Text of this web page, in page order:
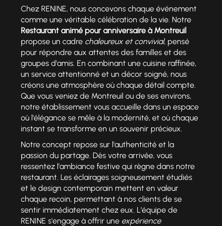
Chez RENINE, nous concevons chaque événement
comme une véritable célébration de la vie. Notre
Restaurant animé pour anniversaire à Montreuil
propose un cadre chaleureux et convivial, pensé
pour répondre aux attentes des familles et des
groupes d'amis. En combinant une cuisine raffinée,
un service attentionné et un décor soigné, nous
créons une atmosphère où chaque détail compte.
Que vous veniez de Montreuil ou de ses environs,
notre établissement vous accueille dans un espace
où l'élégance se mêle à la modernité, et où chaque
instant se transforme en un souvenir précieux.
Notre concept repose sur l'authenticité et la
passion du partage. Dès votre arrivée, vous
ressentez l'ambiance festive qui règne dans notre
restaurant. Les éclairages soigneusement étudiés
et le design contemporain mettent en valeur
chaque recoin, permettant à nos clients de se
sentir immédiatement chez eux. L'équipe de
RENINE s'engage à offrir une expérience